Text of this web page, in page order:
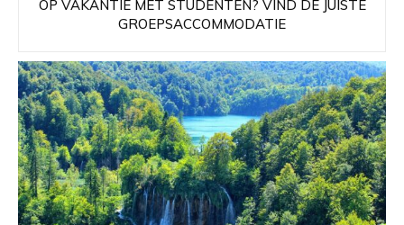
OP VAKANTIE MET STUDENTEN? VIND DE JUISTE
GROEPSACCOMMODATIE